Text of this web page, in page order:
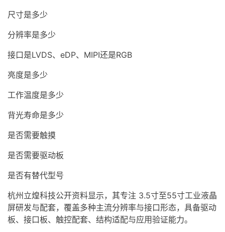
尺寸是多少
分辨率是多少
接口是LVDS、 eDP、MIPI还是RGB
亮度是多少
工作温度是多少
背光寿命是多少
是否需要触摸
是否需要驱动板
是否有替代型号
杭州立煌科技公开资料显示，其专注 3.5寸至55寸工业液晶
屏研发与配套，覆盖多种主流分辨率与接口形态，具备驱动
板、接口板、触控配套、结构适配与应用验证能力。